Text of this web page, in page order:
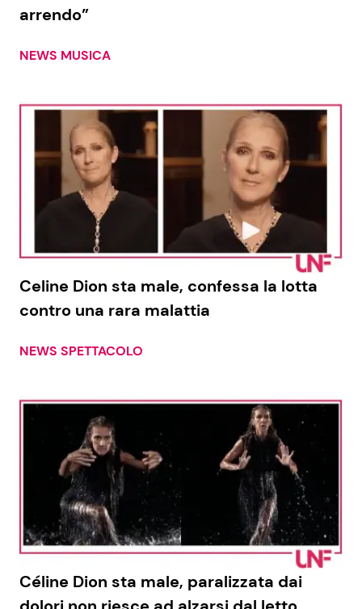
arrendo”
NEWS MUSICA
Celine Dion sta male, confessa la lotta
contro una rara malattia
NEWS SPETTACOLO
Céline Dion sta male, paralizzata dai